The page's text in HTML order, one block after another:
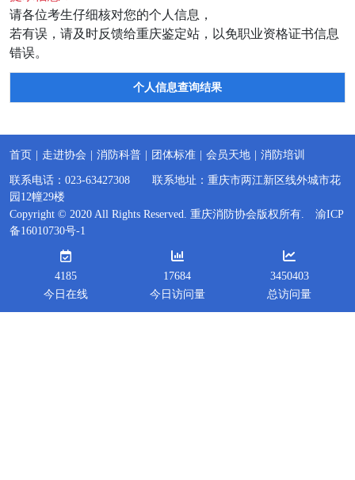
请各位考生仔细核对您的个人信息，
若有误，请及时反馈给重庆鉴定站，以免职业资格证书信息
错误。
个人信息查询结果
首页 走进协会 消防科普 团体标准 会员天地 消防培训
联系电话：023-63427308 联系地址：重庆市两江新区线外城市花
园12幢29楼
Copyright © 2020 All Rights Reserved. 重庆消防协会版权所有. 渝ICP
备16010730号-1
4185
今日在线
17684
今日访问量
3450403
总访问量